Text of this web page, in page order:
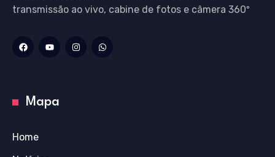
transmissão ao vivo, cabine de fotos e câmera 360º
Mapa
Home